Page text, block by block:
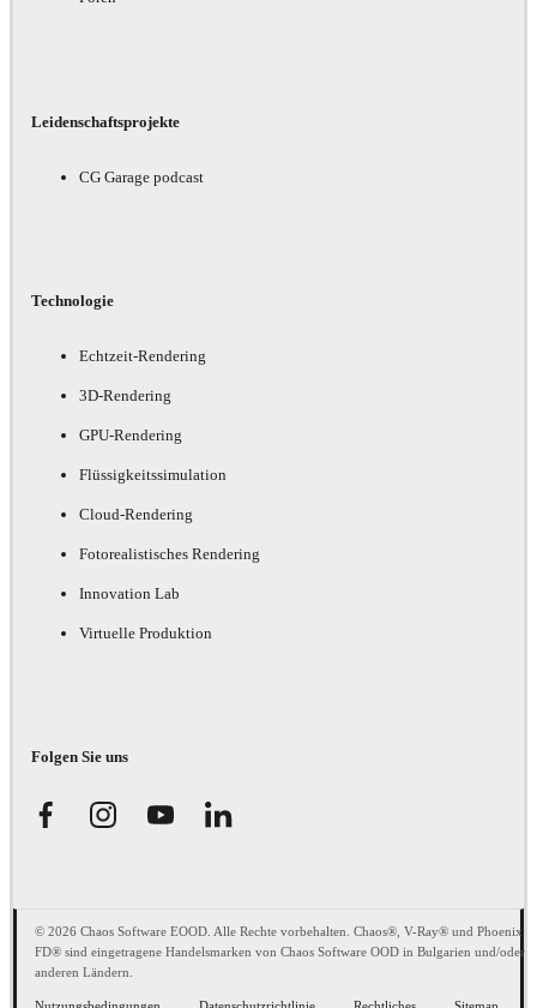
Leidenschaftsprojekte
CG Garage podcast
Technologie
Echtzeit-Rendering
3D-Rendering
GPU-Rendering
Flüssigkeitssimulation
Cloud-Rendering
Fotorealistisches Rendering
Innovation Lab
Virtuelle Produktion
Folgen Sie uns
© 2026 Chaos Software EOOD. Alle Rechte vorbehalten. Chaos®, V-Ray® und Phoenix
FD® sind eingetragene Handelsmarken von Chaos Software OOD in Bulgarien und/oder
anderen Ländern.